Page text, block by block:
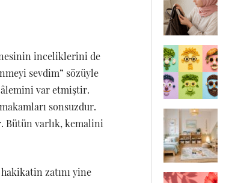
inceliklerini de
sevdim” sözüyle
âlemini var etmiştir.
sonsuzdur.
Bütün varlık, kemalini
zatını yine